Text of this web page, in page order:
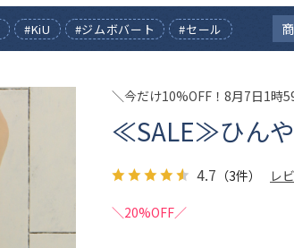
#KiU #ジムボバート #セール
＼今だけ10%OFF！8月7日1時
≪SALE≫ひん
4.7 （3件） レ
＼20%OFF／